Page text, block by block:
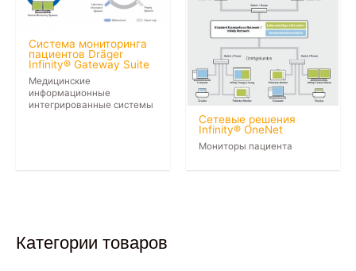
Система мониторинга
пациентов Dräger
Infinity® Gateway Suite
Медицинские
информационные
интегрированные системы
Сетевые решения
Infinity® OneNet
Мониторы пациента
Категории товаров